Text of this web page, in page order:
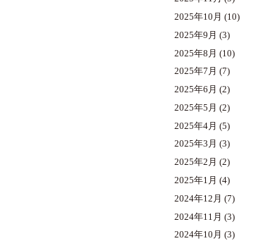
2025年10月 (10)
2025年9月 (3)
2025年8月 (10)
2025年7月 (7)
2025年6月 (2)
2025年5月 (2)
2025年4月 (5)
2025年3月 (3)
2025年2月 (2)
2025年1月 (4)
2024年12月 (7)
2024年11月 (3)
2024年10月 (3)